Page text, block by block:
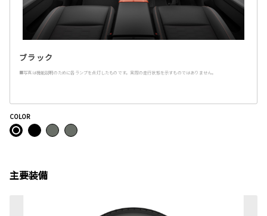
ブラック
■写真は機能説明のために各ランプを点灯したものです。実際の走行状態を示すものではありません。
COLOR
主要装備